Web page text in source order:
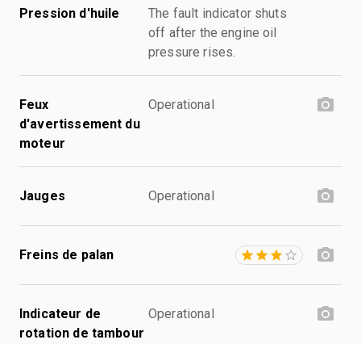
Pression d'huile
The fault indicator shuts
off after the engine oil
pressure rises.
Feux
d'avertissement du
moteur
Operational
Jauges Operational
Freins de palan
Indicateur de
rotation de tambour
Operational